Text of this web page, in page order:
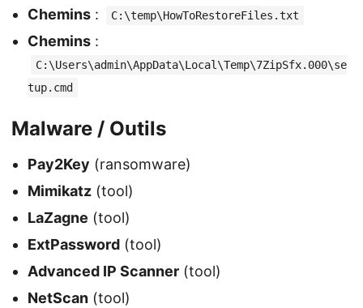
Chemins : C:\temp\HowToRestoreFiles.txt
Chemins :
C:\Users\admin\AppData\Local\Temp\7ZipSfx.000\se
tup.cmd
Malware / Outils
Pay2Key (ransomware)
Mimikatz (tool)
LaZagne (tool)
ExtPassword (tool)
Advanced IP Scanner (tool)
NetScan (tool)